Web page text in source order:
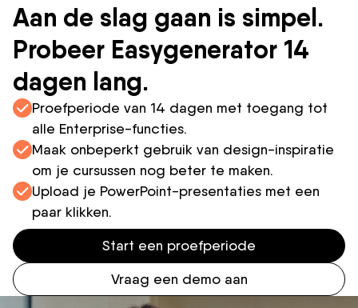
Aan de slag gaan is simpel.
Probeer Easygenerator 14
dagen lang.
Proefperiode van 14 dagen met toegang tot
alle Enterprise-functies.
Maak onbeperkt gebruik van design-inspiratie
om je cursussen nog beter te maken.
Upload je PowerPoint-presentaties met een
paar klikken.
Start een proefperiode
Vraag een demo aan